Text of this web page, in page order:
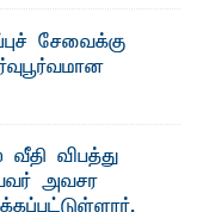
சேவைக்கு
விபத்து
அவசர